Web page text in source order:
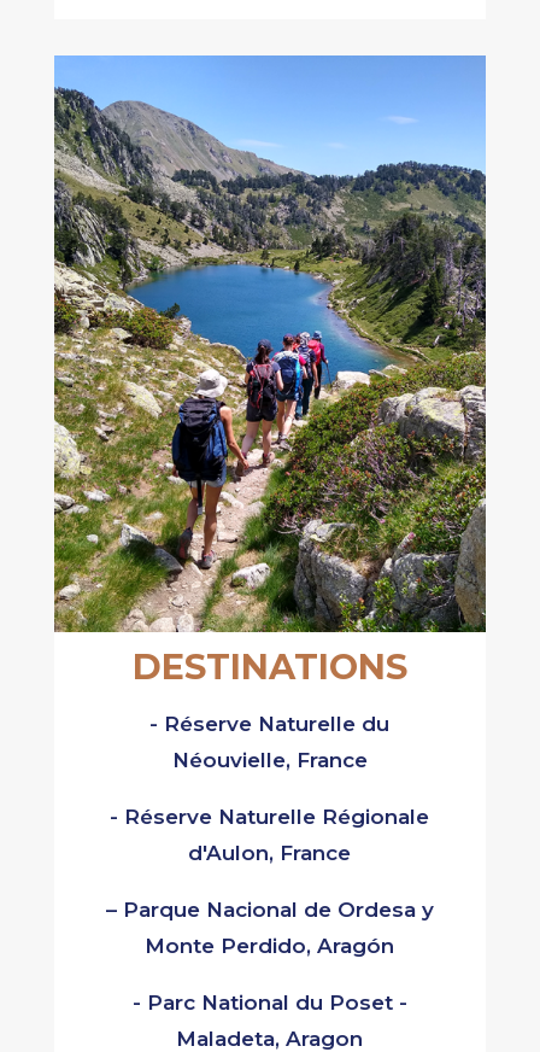
DESTINATIONS
- Réserve Naturelle du
Néouvielle, France
- Réserve Naturelle Régionale
d'Aulon, France
– Parque Nacional de Ordesa y
Monte Perdido, Aragón
- Parc National du Poset -
Maladeta, Aragon